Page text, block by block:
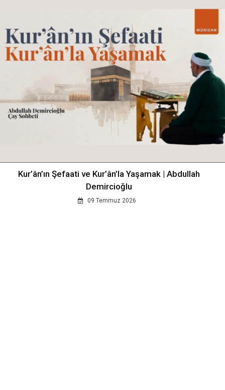
Kur’ân’ın Şefaati ve Kur’ân’la Yaşamak | Abdullah
Demircioğlu
09 Temmuz 2026